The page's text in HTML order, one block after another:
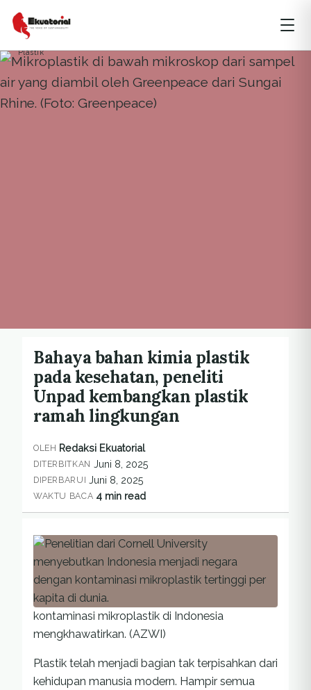
ARTIKEL
Plastik
Bahaya bahan kimia plastik
pada kesehatan, peneliti
Unpad kembangkan plastik
ramah lingkungan
OLEH Redaksi Ekuatorial
DITERBITKAN Juni 8, 2025
DIPERBARUI Juni 8, 2025
WAKTU BACA 4 min read
kontaminasi mikroplastik di Indonesia
mengkhawatirkan. (AZWI)
Plastik telah menjadi bagian tak terpisahkan dari
kehidupan manusia modern. Hampir semua